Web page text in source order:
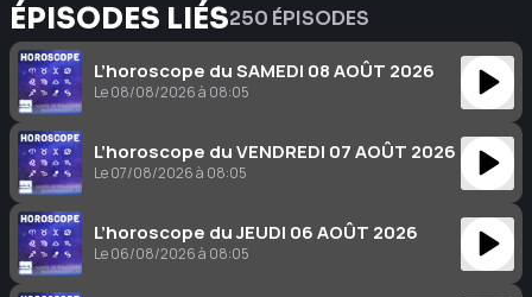
ÉPISODES LIÉS250 ÉPISODES
L’horoscope du SAMEDI 08 AOÛT 2026
Le 08/08/2026 à 08:05
L’horoscope du VENDREDI 07 AOÛT 2026
Le 07/08/2026 à 08:05
L’horoscope du JEUDI 06 AOÛT 2026
Le 06/08/2026 à 08:05